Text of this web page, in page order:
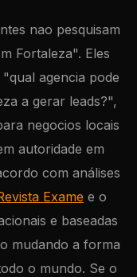
nao pesquisam
Fortaleza". Eles
agencia pode
a gerar leads?",
negocios locais
autoridade em
com análises
Exame e o
e baseadas
mudando a forma
o mundo. Se o